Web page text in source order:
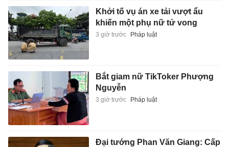
Khởi tố vụ án xe tải vượt ẩu
khiến một phụ nữ tử vong
3 giờ trước Pháp luật
Bắt giam nữ TikToker Phượng
Nguyễn
3 giờ trước Pháp luật
Đại tướng Phan Văn Giang: Cấp